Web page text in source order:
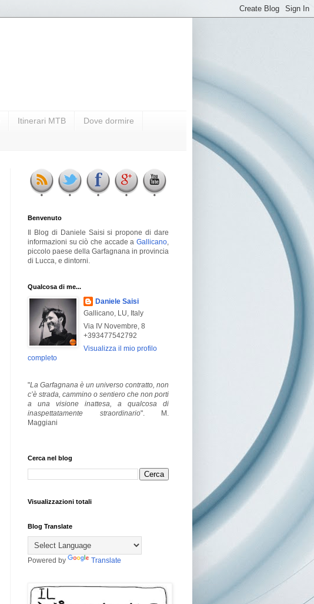
Itinerari MTB Dove dormire
Benvenuto
Il Blog di Daniele Saisi si propone di dare
informazioni su ciò che accade a Gallicano
piccolo paese della Garfagnana in provincia
di Lucca, e dintorni.
Qualcosa di me...
Daniele Saisi
Gallicano, LU, Italy
Via IV Novembre, 8
+393477542792
Visualizza il mio profilo
completo
"La Garfagnana è un universo contratto, non
c’è strada, cammino o sentiero che non porti
a una visione inattesa, a qualcosa di
inaspettatamente straordinario". M.
Maggiani
Cerca nel blog
Visualizzazioni totali
Blog Translate
Powered by Translate